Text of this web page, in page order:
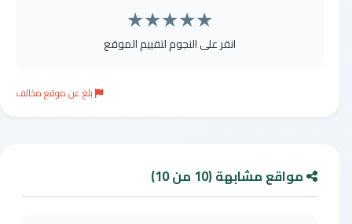
★
★
★
★
★
انقر على النجوم لتقييم الموقع
بلغ عن موقع مخالف
مواقع مشابهة (10 من 10)